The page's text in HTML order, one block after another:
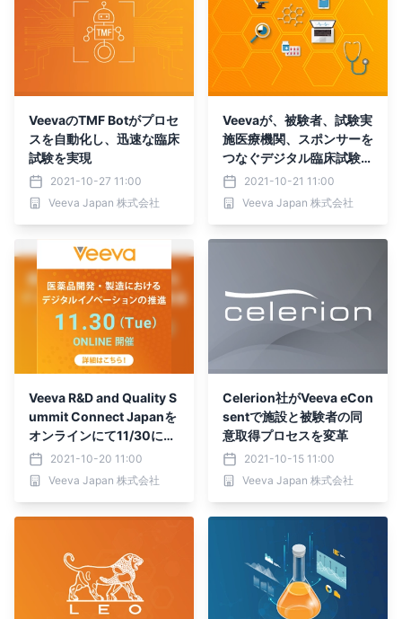
VeevaのTMF Botがプロセ
スを自動化し、迅速な臨床
試験を実現
2021-10-27 11:00
Veeva Japan 株式会社
Veevaが、被験者、試験実
施医療機関、スポンサーを
つなぐデジタル臨床試験プ
ラットフォームを発表
2021-10-21 11:00
Veeva Japan 株式会社
Veeva R&D and Quality S
ummit Connect Japanを
オンラインにて11/30に開
催
2021-10-20 11:00
Veeva Japan 株式会社
Celerion社がVeeva eCon
sentで施設と被験者の同
意取得プロセスを変革
2021-10-15 11:00
Veeva Japan 株式会社